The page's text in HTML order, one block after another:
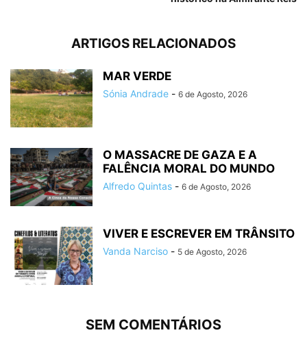
ARTIGOS RELACIONADOS
MAR VERDE
Sónia Andrade - 6 de Agosto, 2026
O MASSACRE DE GAZA E A
FALÊNCIA MORAL DO MUNDO
Alfredo Quintas - 6 de Agosto, 2026
VIVER E ESCREVER EM TRÂNSITO
Vanda Narciso - 5 de Agosto, 2026
SEM COMENTÁRIOS